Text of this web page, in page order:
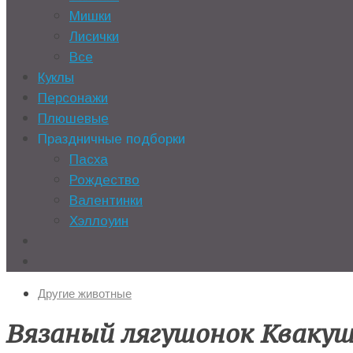
Мишки
Лисички
Все
Куклы
Персонажи
Плюшевые
Праздничные подборки
Пасха
Рождество
Валентинки
Хэллоуин
Другие животные
Вязаный лягушонок